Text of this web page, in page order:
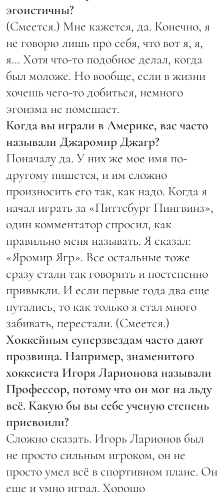
эгоистичны?
(Смеется.) Мне кажется, да. Конечно, я
не говорю лишь про себя, что вот я, я,
я… Хотя что-то подобное делал, когда
был моложе. Но вообще, если в жизни
хочешь чего-то добиться, немного
эгоизма не помешает.
Когда вы играли в Америке, вас часто
называли Джаромир Джагр?
Поначалу да. У них же мое имя по-
другому пишется, и им сложно
произносить его так, как надо. Когда я
начал играть за «Питтсбург Пингвинз»,
один комментатор спросил, как
правильно меня называть. Я сказал:
«Яромир Ягр». Все остальные тоже
сразу стали так говорить и постепенно
привыкли. И если первые года два еще
путались, то как только я стал много
забивать, перестали. (Смеется.)
Хоккейным суперзвездам часто дают
прозвища. Например, знаменитого
хоккеиста Игоря Ларионова называли
Профессор, потому что он мог на льду
всё. Какую бы вы себе ученую степень
присвоили?
Сложно сказать. Игорь Ларионов был
не просто сильным игроком, он не
просто умел всё в спортивном плане. Он
еще и умно играл. Хорошо